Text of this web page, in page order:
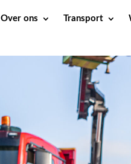
Over ons Transport